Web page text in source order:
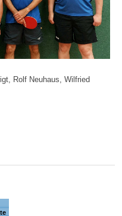
Rolf Neuhaus, Wilfried